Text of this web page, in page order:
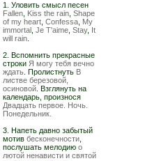
1. Уловить смысл песен
Fallen Kiss the rain Shape
of my heart Confessa My
immortal Je T'aime Stay, It
will rain
2. Вспомнить прекрасные
строки Я могу тебя вечно
ждать . Пролистнуть В
листве березовой,
осиновой . Взглянуть на
календарь, произнося
Двадцать первое. Ночь.
Понедельник.
3. Напеть давно забытый
мотив бесконечности
послушать мелодию о
лютой ненависти и святой